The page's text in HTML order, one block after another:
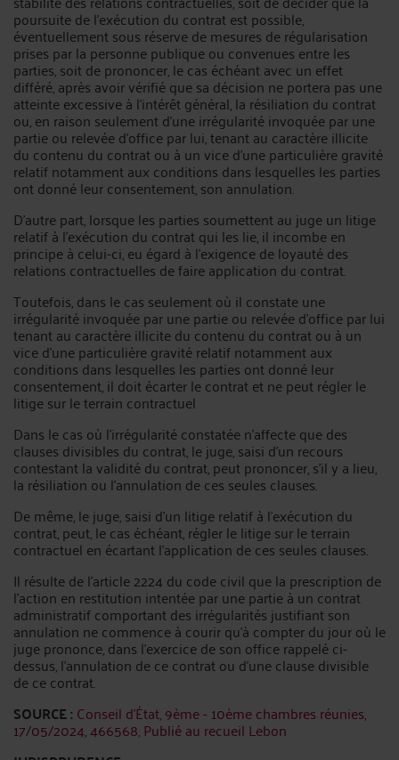
poursuite de l’exécution du contrat est possible,
éventuellement sous réserve de mesures de régularisation
prises par la personne publique ou convenues entre les
parties, soit de prononcer, le cas échéant avec un effet
différé, après avoir vérifié que sa décision ne portera pas une
atteinte excessive à l’intérêt général, la résiliation du contrat
ou, en raison seulement d’une irrégularité invoquée par une
partie ou relevée d’office par lui, tenant au caractère illicite
du contenu du contrat ou à un vice d’une particulière gravité
relatif notamment aux conditions dans lesquelles les parties
ont donné leur consentement, son annulation.
D’autre part, lorsque les parties soumettent au juge un litige
relatif à l’exécution du contrat qui les lie, il incombe en
principe à celui-ci, eu égard à l’exigence de loyauté des
relations contractuelles de faire application du contrat.
Toutefois, dans le cas seulement où il constate une
irrégularité invoquée par une partie ou relevée d’office par lui
tenant au caractère illicite du contenu du contrat ou à un
vice d’une particulière gravité relatif notamment aux
conditions dans lesquelles les parties ont donné leur
consentement, il doit écarter le contrat et ne peut régler le
litige sur le terrain contractuel
Dans le cas où l’irrégularité constatée n’affecte que des
clauses divisibles du contrat, le juge, saisi d’un recours
contestant la validité du contrat, peut prononcer, s’il y a lieu,
la résiliation ou l’annulation de ces seules clauses.
De même, le juge, saisi d’un litige relatif à l’exécution du
contrat, peut, le cas échéant, régler le litige sur le terrain
contractuel en écartant l'application de ces seules clauses.
Il résulte de l’article 2224 du code civil que la prescription de
l’action en restitution intentée par une partie à un contrat
administratif comportant des irrégularités justifiant son
annulation ne commence à courir qu’à compter du jour où le
juge prononce, dans l’exercice de son office rappelé ci-
dessus, l’annulation de ce contrat ou d’une clause divisible
de ce contrat.
SOURCE : Conseil d'État, 9ème - 10ème chambres réunies,
17/05/2024, 466568, Publié au recueil Lebon